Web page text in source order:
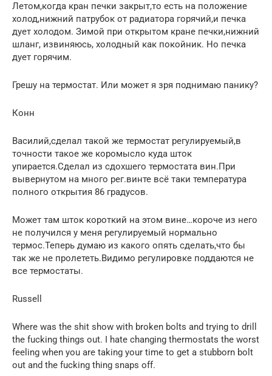
Летом,когда кран печки закрыт,то есть на положение
холод,нижний патрубок от радиатора горячий,и печка
дует холодом. Зимой при открытом кране печки,нижний
шланг, извиняюсь, холодный как покойник. Но печка
дует горячим.
Грешу на термостат. Или может я зря поднимаю панику?
Конн
Василий,сделал такой же термостат регулируемый,в
точности такое же коромысло куда шток
упирается.Сделал из сдохшего термостата вин.При
вывернутом на много рег.винте всё таки температура
полного открытия 86 градусов.
Может там шток короткий на этом вине…короче из него
не получился у меня регулируемый нормально
термос.Теперь думаю из какого опять сделать,что бы
так же не пролететь.Видимо регулировке поддаются не
все термостаты.
Russell
Where was the shit show with broken bolts and trying to drill
the fucking things out. I hate changing thermostats the worst
feeling when you are taking your time to get a stubborn bolt
out and the fucking thing snaps off.